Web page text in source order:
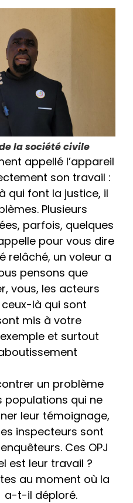
la société civile
appellé l’appareil
son travail :
qui font la justice, il
Plusieurs
parfois, quelques
pour vous dire
relâché, un voleur a
pensons que
vous, les acteurs
là qui sont
mis à votre
et surtout
un problème
populations qui ne
leur témoignage,
inspecteurs sont
Ces OPJ
est leur travail ?
au moment où la
a-t-il déploré.